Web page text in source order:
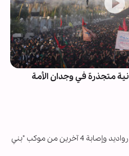
متجذرة في وجدان الأمة
وفاة 4 رواديد وإصابة 4 آخرين من موكب "بني